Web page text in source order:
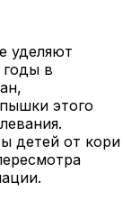
уделяют
годы в
этого
детей от кори